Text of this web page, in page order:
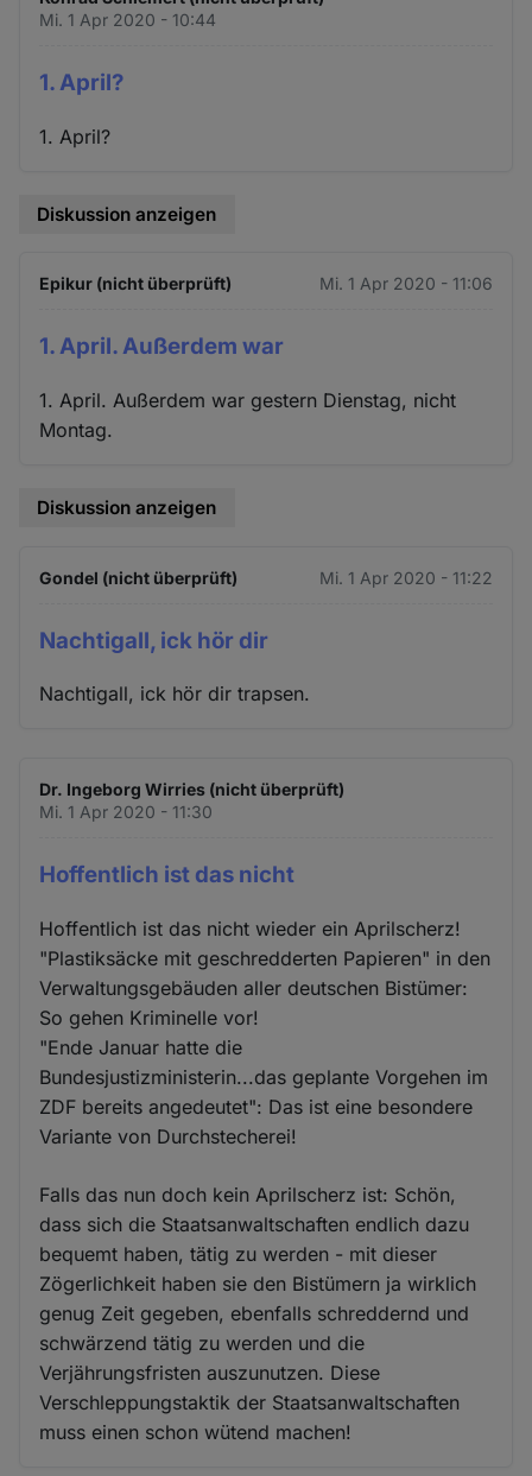
Mi. 1 Apr 2020 - 10:44
1. April?
1. April?
Diskussion anzeigen
Epikur (nicht überprüft) Mi. 1 Apr 2020 - 11:06
1. April. Außerdem war
1. April. Außerdem war gestern Dienstag, nicht
Montag.
Diskussion anzeigen
Gondel (nicht überprüft) Mi. 1 Apr 2020 - 11:22
Nachtigall, ick hör dir
Nachtigall, ick hör dir trapsen.
Dr. Ingeborg Wirries (nicht überprüft)
Mi. 1 Apr 2020 - 11:30
Hoffentlich ist das nicht
Hoffentlich ist das nicht wieder ein Aprilscherz!
"Plastiksäcke mit geschredderten Papieren" in den
Verwaltungsgebäuden aller deutschen Bistümer:
So gehen Kriminelle vor!
"Ende Januar hatte die
Bundesjustizministerin...das geplante Vorgehen im
ZDF bereits angedeutet": Das ist eine besondere
Variante von Durchstecherei!
Falls das nun doch kein Aprilscherz ist: Schön,
dass sich die Staatsanwaltschaften endlich dazu
bequemt haben, tätig zu werden - mit dieser
Zögerlichkeit haben sie den Bistümern ja wirklich
genug Zeit gegeben, ebenfalls schreddernd und
schwärzend tätig zu werden und die
Verjährungsfristen auszunutzen. Diese
Verschleppungstaktik der Staatsanwaltschaften
muss einen schon wütend machen!